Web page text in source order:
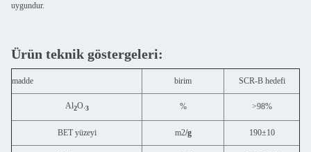
uygundur.
Ürün teknik göstergeleri:
madde birim SCR-B hedefi
Al2O.3 % >98%
BET yüzeyi m2/g 190±10